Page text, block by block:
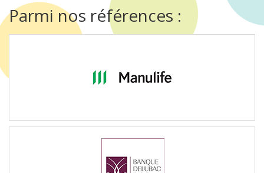
Parmi nos références :